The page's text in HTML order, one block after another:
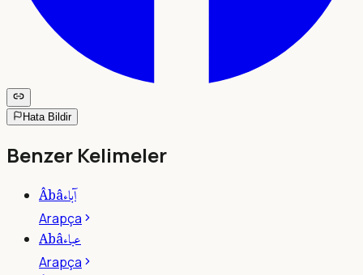
Hata Bildir
Benzer Kelimeler
Âbâآباء
Arapça
Abâعباء
Arapça